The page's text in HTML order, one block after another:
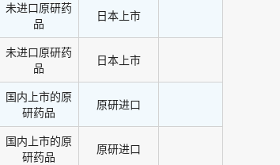
未进口原研药
品
日本上市
未进口原研药
品
日本上市
国内上市的原
研药品
原研进口
国内上市的原
研药品
原研进口